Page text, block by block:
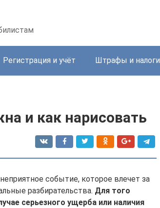
Регистрация и учёт Штрафы и налоги
и как нарисовать
событие, которое влечет за
разбирательства. Для того
серьезного ущерба или наличия